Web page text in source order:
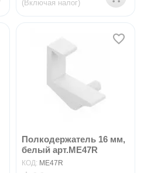
(Включая налог)
Полкодержатель 16 мм,
белый арт.ME47R
КОД: ME47R